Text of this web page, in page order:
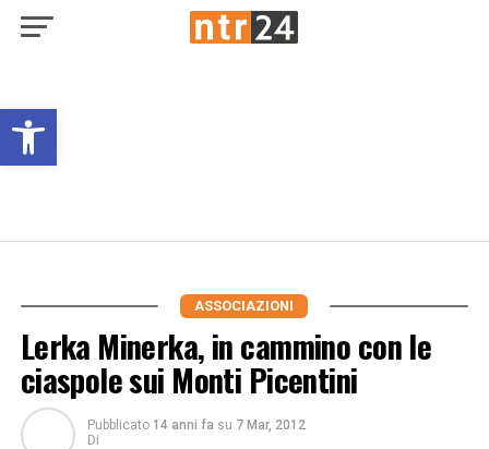
Open toolbar
ASSOCIAZIONI
Lerka Minerka, in cammino con le
ciaspole sui Monti Picentini
Pubblicato 14 anni fa su 7 Mar, 2012
Di